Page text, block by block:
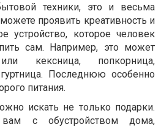
техники, это и весьма
проявить креативность и
устройство, которое человек
сам. Например, это может
кексница, попкорница,
Последнюю особенно
питания.
искать не только подарки.
с обустройством дома,